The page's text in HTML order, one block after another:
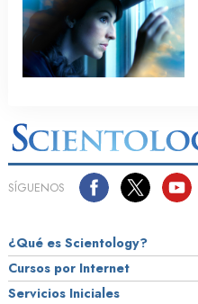
SÍGUENOS
¿Qué es Scientology?
Cursos por Internet
Servicios Iniciales